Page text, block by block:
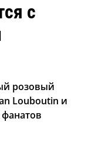
с
розовый
Louboutin и